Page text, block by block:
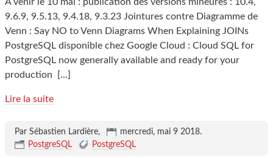
9.6.9, 9.5.13, 9.4.18, 9.3.23 Jointures contre Diagramme de
Venn : Say NO to Venn Diagrams When Explaining JOINs
PostgreSQL disponible chez Google Cloud : Cloud SQL for
PostgreSQL now generally available and ready for your
production
[…]
Lire la suite
Par Sébastien Lardière, mercredi, mai 9 2018.
PostgreSQL
PostgreSQL